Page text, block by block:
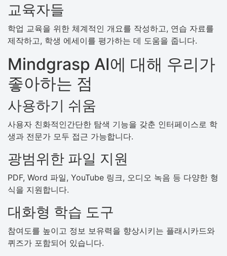
교육자들
학업 교육을 위한 체계적인 개요를 작성하고, 연습 자료를
제작하고, 학생 에세이를 평가하는 데 도움을 줍니다.
Mindgrasp AI에 대해 우리가
좋아하는 점
사용하기 쉬움
사용자 친화적인간단한 탐색 기능을 갖춘 인터페이스로 학
생과 전문가 모두 접근 가능합니다.
광범위한 파일 지원
PDF, Word 파일, YouTube 링크, 오디오 녹음 등 다양한 형
식을 지원합니다.
대화형 학습 도구
참여도를 높이고 정보 보유력을 향상시키는 플래시카드와
퀴즈가 포함되어 있습니다.